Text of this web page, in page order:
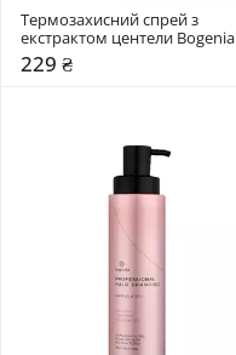
Термозахисний спрей з
екстрактом центели Bogenia
Centella
229 ₴